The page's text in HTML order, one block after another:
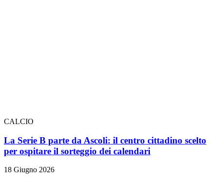
CALCIO
La Serie B parte da Ascoli: il centro cittadino scelto
per ospitare il sorteggio dei calendari
18 Giugno 2026